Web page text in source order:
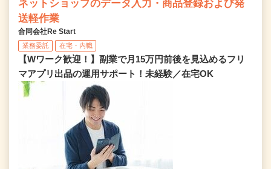
ネットショップのデータ入力・商品登録および発
送軽作業
合同会社Re Start
業務委託 在宅・内職
【Wワーク歓迎！】副業で月15万円前後を見込めるフリ
マアプリ出品の運用サポート！未経験／在宅OK